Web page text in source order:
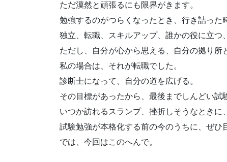
ただ漠然と頑張るにも限界がきます。
勉強するのがつらくなったとき、行き詰った
独立、転職、スキルアップ、誰かの役に立つ
ただし、自分が心から思える、自分の拠り所
私の場合は、それが転職でした。
診断士になって、自分の道を広げる。
その目標があったから、最後までしんどい試
いつか訪れるスランプ、挫折しそうなときに
試験勉強が本格化する前の今のうちに、ぜひ
では、今回はこのへんで。